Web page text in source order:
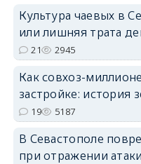
Культура чаевых в
или лишняя трата
21 2945
Как совхоз-
застройке: история
19 5187
В Севастополе
при отражении